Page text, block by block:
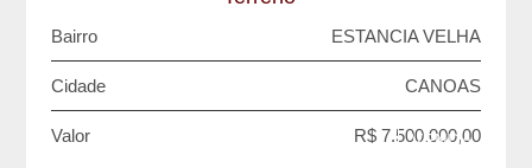
Bairro ESTANCIA VELHA
Cidade CANOAS
Valor R$ 7.500.000,00
VENDA